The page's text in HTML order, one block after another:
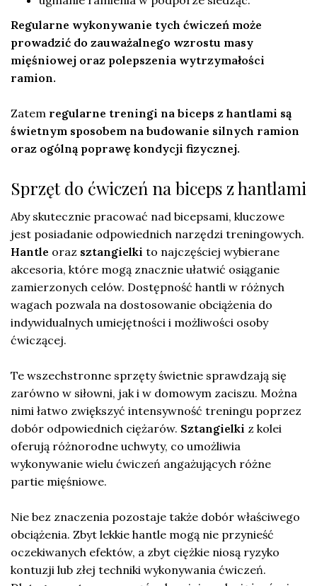
Regularne wykonywanie tych ćwiczeń może
prowadzić do zauważalnego wzrostu masy
mięśniowej oraz polepszenia wytrzymałości
ramion.
Zatem regularne treningi na biceps z hantlami są
świetnym sposobem na budowanie silnych ramion
oraz ogólną poprawę kondycji fizycznej.
Sprzęt do ćwiczeń na biceps z hantlami
Aby skutecznie pracować nad bicepsami, kluczowe
jest posiadanie odpowiednich narzędzi treningowych.
Hantle oraz sztangielki to najczęściej wybierane
akcesoria, które mogą znacznie ułatwić osiąganie
zamierzonych celów. Dostępność hantli w różnych
wagach pozwala na dostosowanie obciążenia do
indywidualnych umiejętności i możliwości osoby
ćwiczącej.
Te wszechstronne sprzęty świetnie sprawdzają się
zarówno w siłowni, jak i w domowym zaciszu. Można
nimi łatwo zwiększyć intensywność treningu poprzez
dobór odpowiednich ciężarów. Sztangielki z kolei
oferują różnorodne uchwyty, co umożliwia
wykonywanie wielu ćwiczeń angażujących różne
partie mięśniowe.
Nie bez znaczenia pozostaje także dobór właściwego
obciążenia. Zbyt lekkie hantle mogą nie przynieść
oczekiwanych efektów, a zbyt ciężkie niosą ryzyko
kontuzji lub złej techniki wykonywania ćwiczeń.